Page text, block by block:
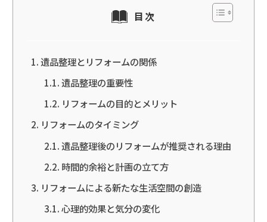
目次
遺品整理とリフォームの関係
遺品整理の重要性
リフォームの目的とメリット
リフォームのタイミング
遺品整理後のリフォームが推奨される理由
時間的余裕と計画の立て方
リフォームによる新たな生活空間の創造
心理的効果と気分の変化